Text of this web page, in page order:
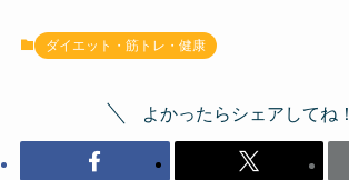
ダイエット・筋トレ・健康
よかったらシェアしてね！